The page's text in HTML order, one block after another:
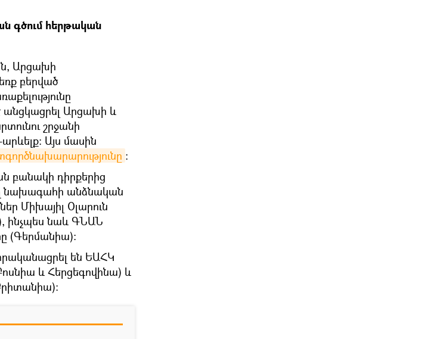
գծում հերթական
Արցախի
բերված
անցկացրել Արցախի և
շրջանի
Այս մասին
։
բանակի դիրքերից
նախագահի անձնական
Միխայիլ Օլարուն
ինչպես նաև ԳՆԱՆ
(Գերմանիա)։
են ԵԱՀԿ
և Հերցեգովինա) և